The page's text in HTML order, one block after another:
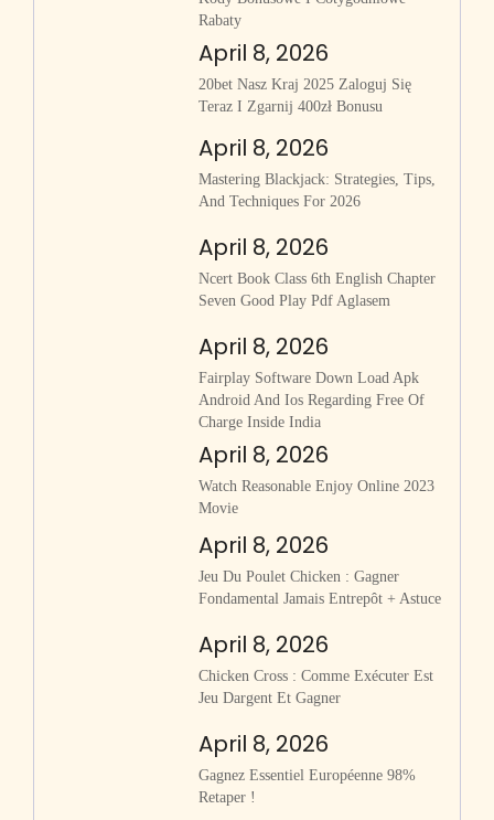
Rabaty
April 8, 2026
20bet Nasz Kraj 2025 Zaloguj Się
Teraz I Zgarnij 400zł Bonusu
April 8, 2026
Mastering Blackjack: Strategies, Tips,
And Techniques For 2026
April 8, 2026
Ncert Book Class 6th English Chapter
Seven Good Play Pdf Aglasem
April 8, 2026
Fairplay Software Down Load Apk
Android And Ios Regarding Free Of
Charge Inside India
April 8, 2026
Watch Reasonable Enjoy Online 2023
Movie
April 8, 2026
Jeu Du Poulet Chicken : Gagner
Fondamental Jamais Entrepôt + Astuce
April 8, 2026
Chicken Cross : Comme Exécuter Est
Jeu Dargent Et Gagner
April 8, 2026
Gagnez Essentiel Européenne 98%
Retaper !